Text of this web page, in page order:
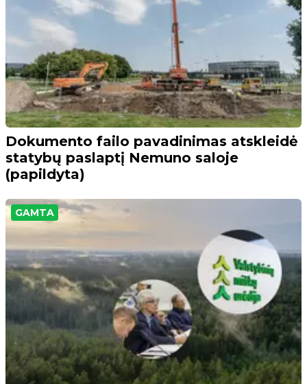
Dokumento failo pavadinimas atskleidė
statybų paslaptį Nemuno saloje
(papildyta)
GAMTA